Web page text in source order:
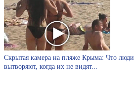
Скрытая камера на пляже Крыма: Что люди
вытворяют, когда их не видят...